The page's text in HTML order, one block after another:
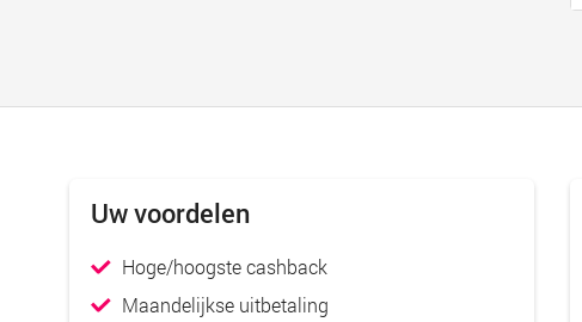
Uw voordelen
Hoge/hoogste cashback
Maandelijkse uitbetaling